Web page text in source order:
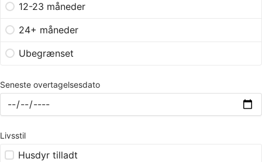
12-23 måneder
24+ måneder
Ubegrænset
Seneste overtagelsesdato
Livsstil
Husdyr tilladt